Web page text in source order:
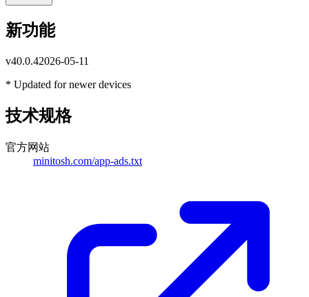
新功能
v40.0.42026-05-11
* Updated for newer devices
技术规格
官方网站
minitosh.com/app-ads.txt